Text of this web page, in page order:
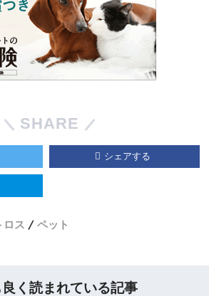
SHARE
シェアする
ロス ペット
く読まれている記事